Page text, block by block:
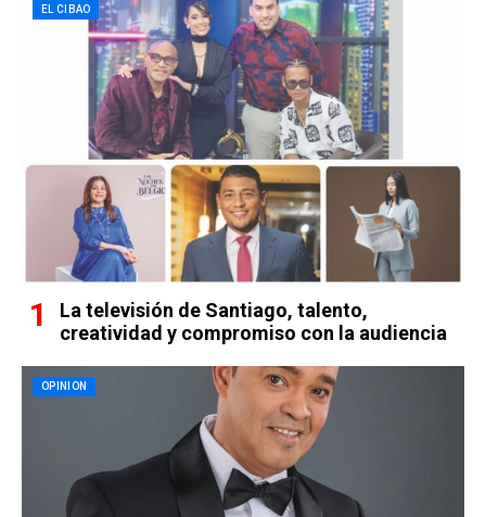
EL CIBAO
La televisión de Santiago, talento,
creatividad y compromiso con la audiencia
OPINION